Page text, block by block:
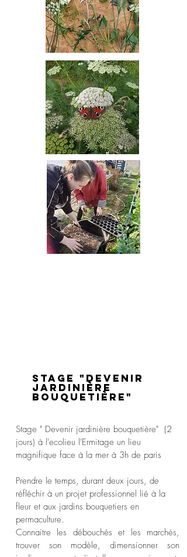
Stage "Devenir
jardinière
Bouquetière"
Stage " Devenir jardinière bouquetière" (2
jours) à l'ecolieu l'Ermitage un lieu
magnifique face à la mer à 3h de paris
Prendre le temps, durant deux jours, de
réfléchir à un projet professionnel lié à la
fleur et aux jardins bouquetiers en
permaculture.
Connaitre les débouchés et les marchés,
trouver son modèle, dimensionner son